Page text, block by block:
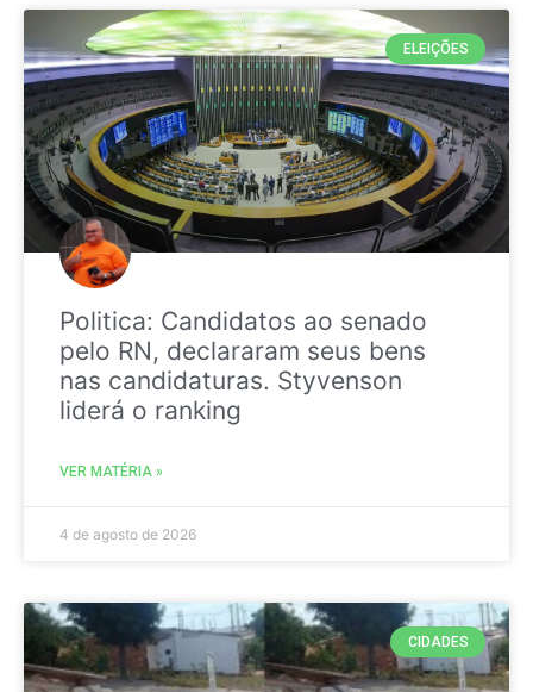
ELEIÇÕES
Politica: Candidatos ao senado
pelo RN, declararam seus bens
nas candidaturas. Styvenson
liderá o ranking
VER MATÉRIA »
4 de agosto de 2026
CIDADES